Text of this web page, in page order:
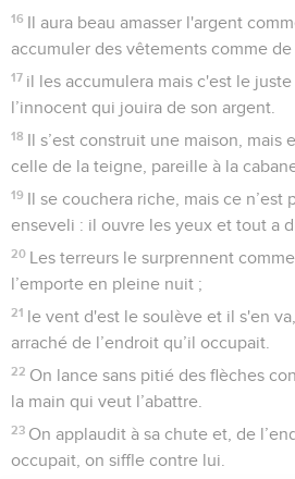
16 Il aura beau amasser l'argent
accumuler des vêtements comme de
17 il les accumulera mais c'est le
l’innocent qui jouira de son argent.
18 Il s’est construit une maison, mais
celle de la teigne, pareille à la
19 Il se couchera riche, mais ce n’est
enseveli : il ouvre les yeux et tout a
20 Les terreurs le surprennent
l’emporte en pleine nuit ;
21 le vent d'est le soulève et il s'en
arraché de l’endroit qu’il occupait.
22 On lance sans pitié des flèches
la main qui veut l’abattre.
23 On applaudit à sa chute et, de
occupait, on siffle contre lui.